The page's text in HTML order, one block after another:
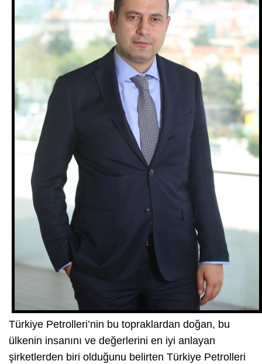
Türkiye Petrolleri’nin bu topraklardan doğan, bu
ülkenin insanını ve değerlerini en iyi anlayan
şirketlerden biri olduğunu belirten Türkiye Petrolleri